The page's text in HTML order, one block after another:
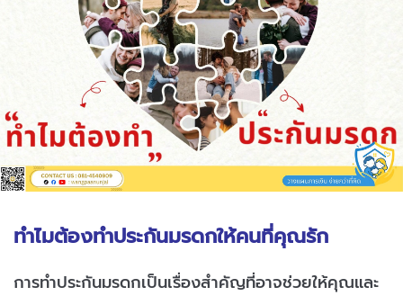
ทำไมต้องทำประกันมรดกให้คนที่คุณรัก
การทำประกันมรดกเป็นเรื่องสำคัญที่อาจช่วยให้คุณและ